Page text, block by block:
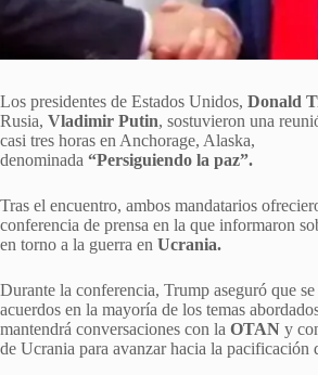
Los presidentes de Estados Unidos, Donald
Rusia, Vladimir Putin, sostuvieron una
casi tres horas en Anchorage, Alaska,
denominada “Persiguiendo la paz”.
Tras el encuentro, ambos mandatarios
conferencia de prensa en la que informaron
en torno a la guerra en Ucrania.
Durante la conferencia, Trump aseguró que
acuerdos en la mayoría de los temas
mantendrá conversaciones con la OTAN y
de Ucrania para avanzar hacia la pacificación